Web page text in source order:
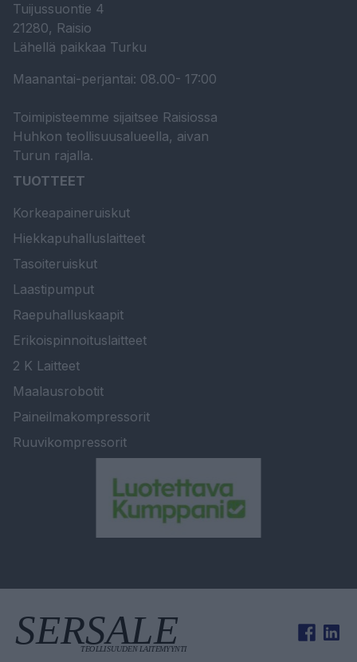
Tuijussuontie 4
21280, Raisio
Lähellä paikkaa Turku
Maanantai-perjantai: 08.00- 17:00
Toimipisteemme sijaitsee Raisiossa
Huhkon teollisuusalueella, aivan
Turun rajalla.
TUOTTEET
Korkeapaineruiskut
Hiekkapuhalluslaitteet
Tasoiteruiskut
Laastipumput
Raepuhalluskaapit
Erikoispinnoituslaitteet
2 K Laitteet
Maalausrobotit
Paineilmakompressorit
Ruuvikompressorit